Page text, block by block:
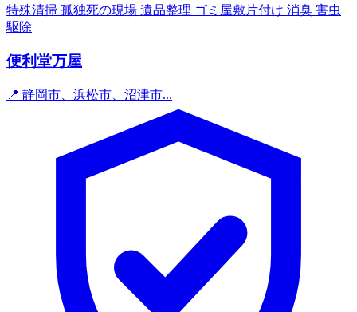
特殊清掃 孤独死の現場 遺品整理 ゴミ屋敷片付け 消臭 害虫
駆除
便利堂万屋
📍 静岡市、浜松市、沼津市...